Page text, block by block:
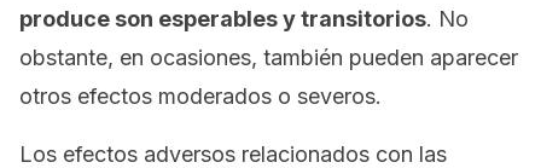
produce son esperables y transitorios. No
obstante, en ocasiones, también pueden aparecer
otros efectos moderados o severos.
Los efectos adversos relacionados con las